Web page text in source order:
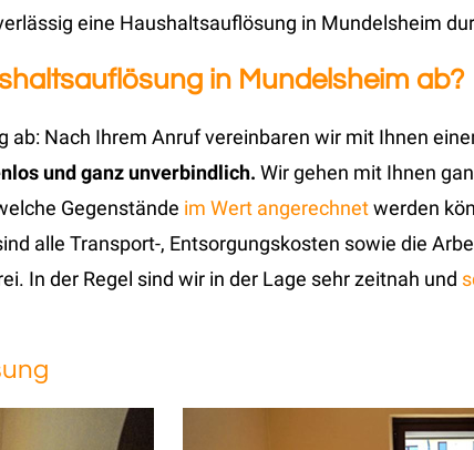
eine Haushaltsauflösung in Mundelsheim
in Mundelsheim ab?
Nach Ihrem Anruf vereinbaren wir mit Ihnen
und ganz unverbindlich. Wir gehen mit Ihnen
Gegenstände im Wert angerechnetwerden
alle Transport-, Entsorgungskosten sowie die
In der Regel sind wir in der Lage sehr zeitnah und